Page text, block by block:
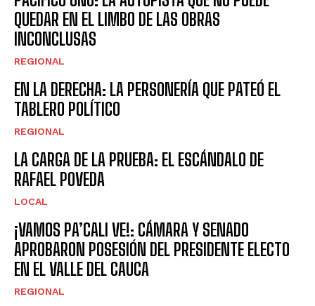
QUEDAR EN EL LIMBO DE LAS OBRAS
INCONCLUSAS
REGIONAL
EN LA DERECHA: LA PERSONERÍA QUE PATEÓ EL
TABLERO POLÍTICO
REGIONAL
LA CARGA DE LA PRUEBA: EL ESCÁNDALO DE
RAFAEL POVEDA
LOCAL
¡VAMOS PA’CALI VE!: CÁMARA Y SENADO
APROBARON POSESIÓN DEL PRESIDENTE ELECTO
EN EL VALLE DEL CAUCA
REGIONAL